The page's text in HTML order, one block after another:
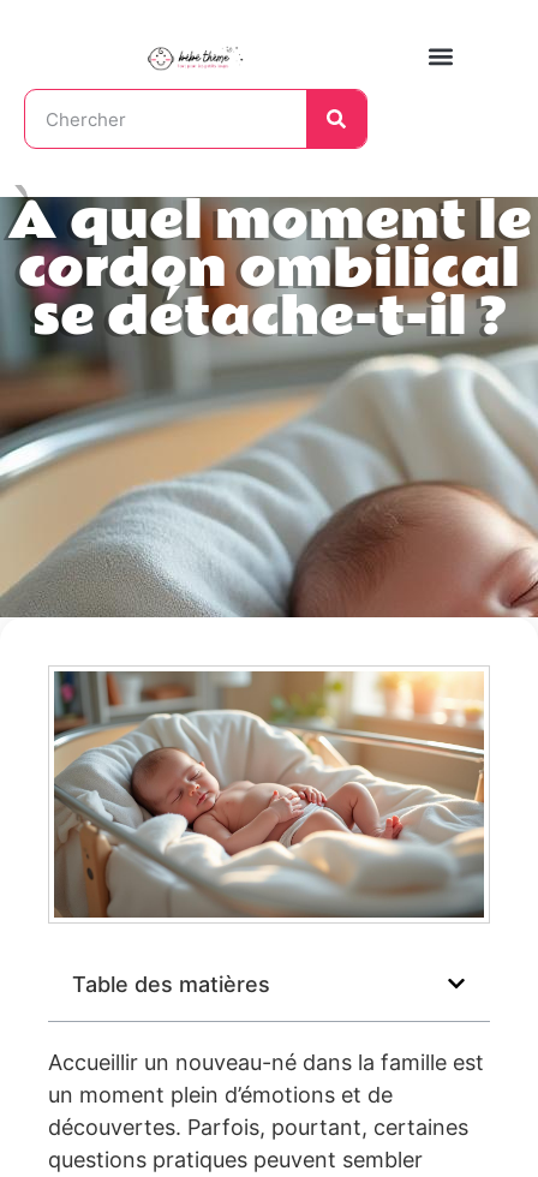
À quel moment le
cordon ombilical
se détache-t-il ?
Table des matières
Accueillir un nouveau-né dans la famille est
un moment plein d’émotions et de
découvertes. Parfois, pourtant, certaines
questions pratiques peuvent sembler